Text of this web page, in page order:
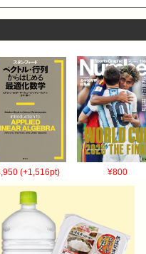
わり見つかんのかな 9:風吹け
13(土) 07:56:13.74
13(土) 07:56:18.28
女取られて嫉妬とか見苦し
頼りっきりなイッチの職場が
婚してから妊娠だよね 22:風吹
05/13(土) 07:58:23.39
べつにええやん 29:風吹けば
、育休取ったろ！」 後輩男
いながれやん！ 30:風吹けば
ID:gflN85FN0 女を採用
採用なら、 それが採用1年目
>>31 2年目ででき婚
子供がどーのこーのうるさ
(+1,516pt) ¥800